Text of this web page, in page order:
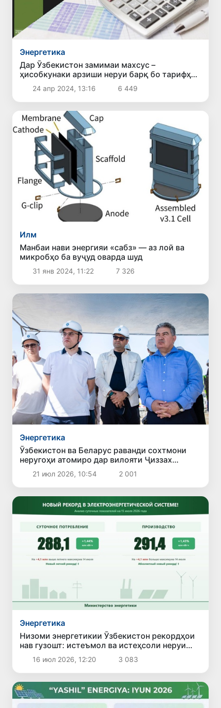
Энергетика
Дар Ӯзбекистон замимаи махсус –
ҳисобкунаки арзиши неруи барқ бо тарифҳои
нав ба кор даромад
24 апр 2024, 13:16 6 449
Илм
Манбаи нави энергияи «сабз» — аз лой ва
микробҳо ба вуҷуд оварда шуд
31 янв 2024, 11:22 7 326
Энергетика
Ӯзбекистон ва Беларус раванди сохтмони
неругоҳи атомиро дар вилояти Ҷиззах
баррасӣ карданд
21 июл 2026, 10:54 2 001
Энергетика
Низоми энергетикии Ӯзбекистон рекордҳои
нав гузошт: истеъмол ва истеҳсоли неруи
барқ ба ҳадди бесобиқа расид
16 июл 2026, 12:20 3 083